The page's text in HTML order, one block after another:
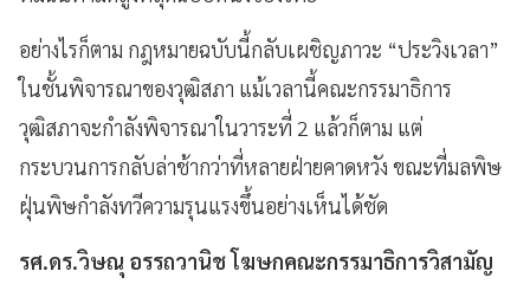
อย่างไรก็ตาม กฎหมายฉบับนี้กลับเผชิญภาวะ “ประวิงเวลา”
ในชั้นพิจารณาของวุฒิสภา แม้เวลานี้คณะกรรมาธิการ
วุฒิสภาจะกำลังพิจารณาในวาระที่ 2 แล้วก็ตาม แต่
กระบวนการกลับล่าช้ากว่าที่หลายฝ่ายคาดหวัง ขณะที่มลพิษ
ฝุ่นพิษกำลังทวีความรุนแรงขึ้นอย่างเห็นได้ชัด
รศ.ดร.วิษณุ อรรถวานิช โฆษกคณะกรรมาธิการวิสามัญ